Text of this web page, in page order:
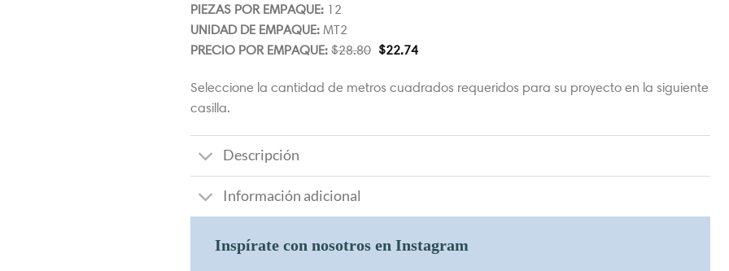
PIEZAS POR EMPAQUE:12
UNIDAD DE EMPAQUE:MT2
PRECIO POR EMPAQUE: $28.80 $22.74
Seleccione la cantidad de metros cuadrados requeridos para su proyecto en la siguiente
casilla.
Descripción
Información adicional
Inspírate con nosotros en Instagram